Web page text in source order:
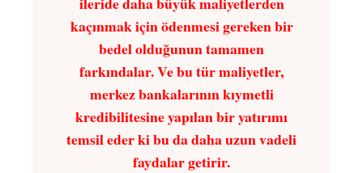
kaçınmak için ödenmesi gereken bir
bedel olduğunun tamamen
farkındalar. Ve bu tür maliyetler,
merkez bankalarının kıymetli
kredibilitesine yapılan bir yatırımı
temsil eder ki bu da daha uzun vadeli
faydalar getirir.